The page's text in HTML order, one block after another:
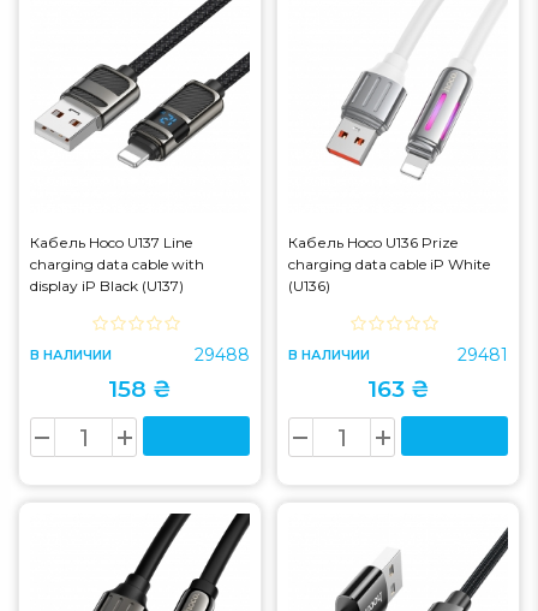
Кабель Hoco U137 Line
charging data cable with
display iP Black (U137)
В НАЛИЧИИ 29488
158 ₴
Кабель Hoco U136 Prize
charging data cable iP White
(U136)
В НАЛИЧИИ 29481
163 ₴